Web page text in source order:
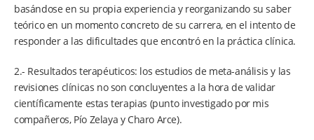
basándose en su propia experiencia y reorganizando su saber
teórico en un momento concreto de su carrera, en el intento de
responder a las dificultades que encontró en la práctica clínica.
2.- Resultados terapéuticos: los estudios de meta-análisis y las
revisiones clínicas no son concluyentes a la hora de validar
científicamente estas terapias (punto investigado por mis
compañeros, Pío Zelaya y Charo Arce).